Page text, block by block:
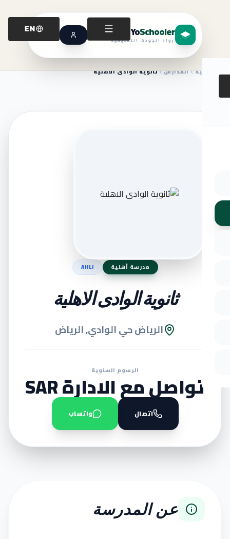
YoSchooler
رواد الجودة التعليمية
EN
الرئيسية المدارس ثانوية الوادى الاهلية
مدرسة أهلية AHLI
ثانوية الوادى الاهلية
الرياض حي الوادي, الرياض
الرسوم السنوية
تواصل مع الادارة SAR
اتصال واتساب
عن المدرسة